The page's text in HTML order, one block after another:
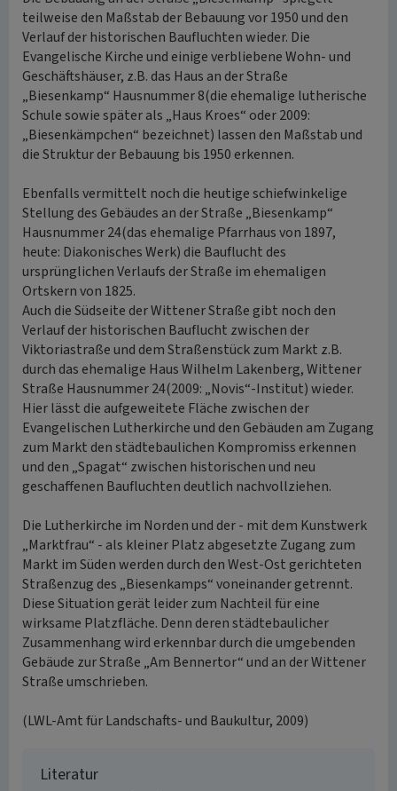
teilweise den Maßstab der Bebauung vor 1950 und den
Verlauf der historischen Baufluchten wieder. Die
Evangelische Kirche und einige verbliebene Wohn- und
Geschäftshäuser, z.B. das Haus an der Straße
„Biesenkamp“ Hausnummer 8(die ehemalige lutherische
Schule sowie später als „Haus Kroes“ oder 2009:
„Biesenkämpchen“ bezeichnet) lassen den Maßstab und
die Struktur der Bebauung bis 1950 erkennen.
Ebenfalls vermittelt noch die heutige schiefwinkelige
Stellung des Gebäudes an der Straße „Biesenkamp“
Hausnummer 24(das ehemalige Pfarrhaus von 1897,
heute: Diakonisches Werk) die Bauflucht des
ursprünglichen Verlaufs der Straße im ehemaligen
Ortskern von 1825.
Auch die Südseite der Wittener Straße gibt noch den
Verlauf der historischen Bauflucht zwischen der
Viktoriastraße und dem Straßenstück zum Markt z.B.
durch das ehemalige Haus Wilhelm Lakenberg, Wittener
Straße Hausnummer 24(2009: „Novis“-Institut) wieder.
Hier lässt die aufgeweitete Fläche zwischen der
Evangelischen Lutherkirche und den Gebäuden am Zugang
zum Markt den städtebaulichen Kompromiss erkennen
und den „Spagat“ zwischen historischen und neu
geschaffenen Baufluchten deutlich nachvollziehen.
Die Lutherkirche im Norden und der - mit dem Kunstwerk
„Marktfrau“ - als kleiner Platz abgesetzte Zugang zum
Markt im Süden werden durch den West-Ost gerichteten
Straßenzug des „Biesenkamps“ voneinander getrennt.
Diese Situation gerät leider zum Nachteil für eine
wirksame Platzfläche. Denn deren städtebaulicher
Zusammenhang wird erkennbar durch die umgebenden
Gebäude zur Straße „Am Bennertor“ und an der Wittener
Straße umschrieben.
(LWL-Amt für Landschafts- und Baukultur, 2009)
Literatur